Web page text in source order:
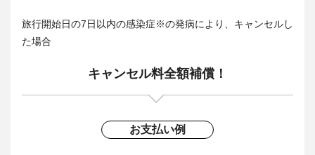
旅行開始日の7日以内の感染症※の発病により、キャンセルし
た場合
キャンセル料全額補償！
お支払い例